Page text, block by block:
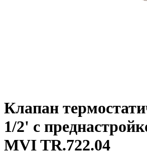
Клапан
1/2' с
MVI TR.722.04